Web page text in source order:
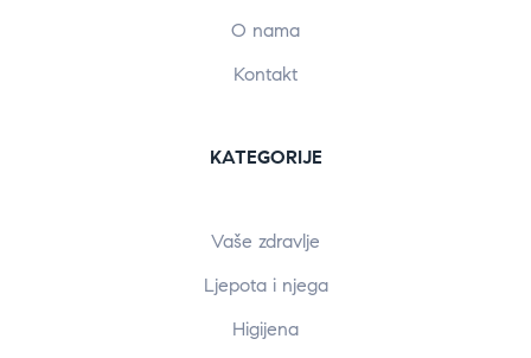
O nama
Kontakt
KATEGORIJE
Vaše zdravlje
Ljepota i njega
Higijena